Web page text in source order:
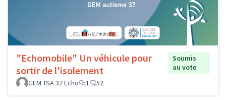
"Echomobile" Un véhicule pour
sortir de l'isolement
Soumis
au vote
GEM TSA 37 Echo
1 52